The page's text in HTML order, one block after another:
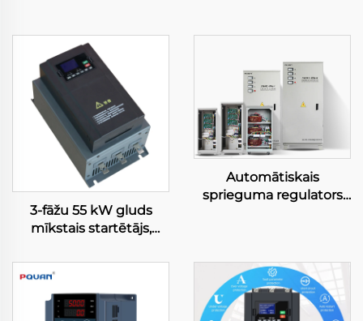
3-fāžu 55 kW gluds
mīkstais startētājs,
RS485 sakaru interfeisu,
IP20 apvalks, cietvielu
tehnoloģija efektīvai
jaudas pārvaldībai
Automātiskais
sprieguma regulators
stabilizators,
rūpnieciskais
sprieguma regulators